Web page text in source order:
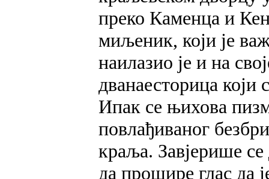
преко Каменца и
миљеник, који је
наилазио је и на
дванаесторица који
Ипак се њихова
повлађиваног
краља. Завјерише
да прошире глас да